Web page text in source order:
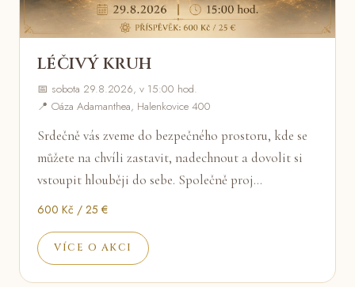
LÉČIVÝ KRUH
📅 sobota 29.8.2026, v 15:00 hod.
📍 Oáza Adamanthea, Halenkovice 400
Srdečně vás zveme do bezpečného prostoru, kde se
můžete na chvíli zastavit, nadechnout a dovolit si
vstoupit hlouběji do sebe. Společně proj…
600 Kč / 25 €
VÍCE O AKCI